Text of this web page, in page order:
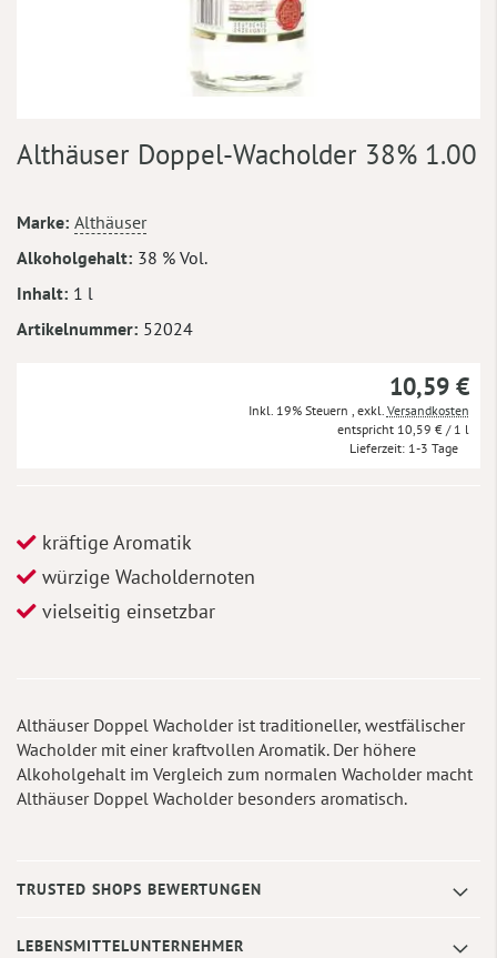
Anfang
springen
Althäuser Doppel-Wacholder 38% 1.00
Mehr
Informationen
Marke Althäuser
Alkoholgehalt 38 % Vol.
Inhalt 1 l
Artikelnummer 52024
10,59 €
Inkl. 19% Steuern exkl. Versandkosten
10,59 € / 1 l
Lieferzeit 1-3 Tage
kräftige Aromatik
würzige Wacholdernoten
vielseitig einsetzbar
Althäuser Doppel Wacholder ist traditioneller, westfälischer
Wacholder mit einer kraftvollen Aromatik. Der höhere
Alkoholgehalt im Vergleich zum normalen Wacholder macht
Althäuser Doppel Wacholder besonders aromatisch.
TRUSTED SHOPS BEWERTUNGEN
LEBENSMITTELUNTERNEHMER